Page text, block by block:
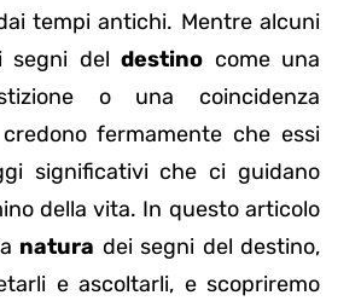
tempi antichi. Mentre alcuni
segni del destino come una
o una coincidenza
fermamente che essi
significativi che ci guidano
della vita. In questo articolo
natura dei segni del destino,
e ascoltarli, e scopriremo